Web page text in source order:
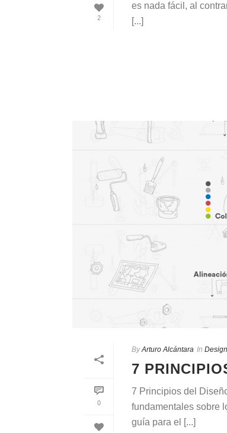
2
es nada fácil, al
[...]
0
By Arturo Alcántara In Design
7
7 Principios del
fundamentales sobre
guía para el [...]